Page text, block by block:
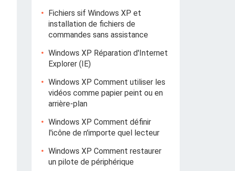
Fichiers sif Windows XP et
installation de fichiers de
commandes sans assistance
Windows XP Réparation d'Internet
Explorer (IE)
Windows XP Comment utiliser les
vidéos comme papier peint ou en
arrière-plan
Windows XP Comment définir
l'icône de n'importe quel lecteur
Windows XP Comment restaurer
un pilote de périphérique